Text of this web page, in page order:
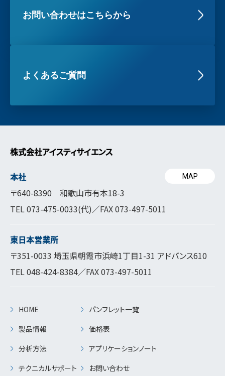
お問い合わせはこちらから
よくあるご質問
株式会社アイスティサイエンス
本社
〒640-8390 和歌山市有本18-3
TEL073-475-0033(代)／FAX 073-497-5011
MAP
東日本営業所
〒351-0033 埼玉県朝霞市浜崎1丁目1-31 アドバンス610
TEL048-424-8384／FAX 073-497-5011
HOME
製品情報
分析方法
テクニカルサポート
パンフレット一覧
価格表
アプリケーションノート
お問い合わせ